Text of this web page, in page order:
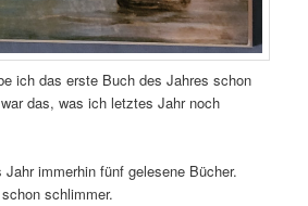
ich das erste Buch des Jahres schon
das, was ich letztes Jahr noch
immerhin fünf gelesene Bücher.
schlimmer.